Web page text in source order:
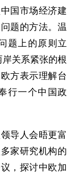
国市场经济建
题的方法。温
题上的原则立
岸关系紧张的根
方表示理解台
行一个中国政
导人会晤更富
家研究机构的
，探讨中欧加